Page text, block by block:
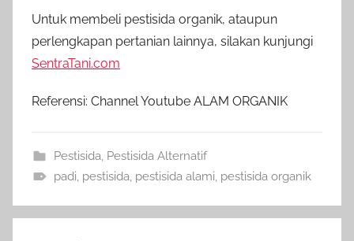
Untuk membeli pestisida organik, ataupun
perlengkapan pertanian lainnya, silakan kunjungi
SentraTani.com
Referensi: Channel Youtube ALAM ORGANIK
Pestisida, Pestisida Alternatif
padi, pestisida, pestisida alami, pestisida organik